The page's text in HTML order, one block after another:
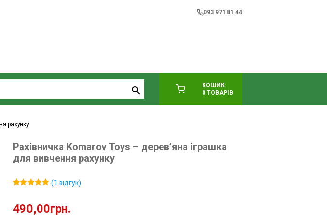
093 971 81 44
КОШИК:
0 ТОВАРІВ
рахунку
Рахівничка Komarov Toys – дерев’яна іграшка
для вивчення рахунку
основі
опитування
(1 відгук)
490,00грн.